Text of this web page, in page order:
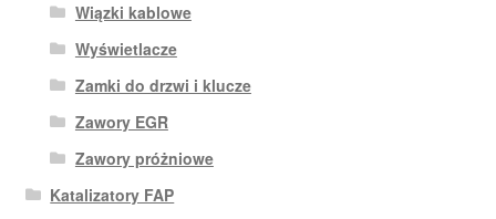
Wiązki kablowe
Wyświetlacze
Zamki do drzwi i klucze
Zawory EGR
Zawory próżniowe
Katalizatory FAP